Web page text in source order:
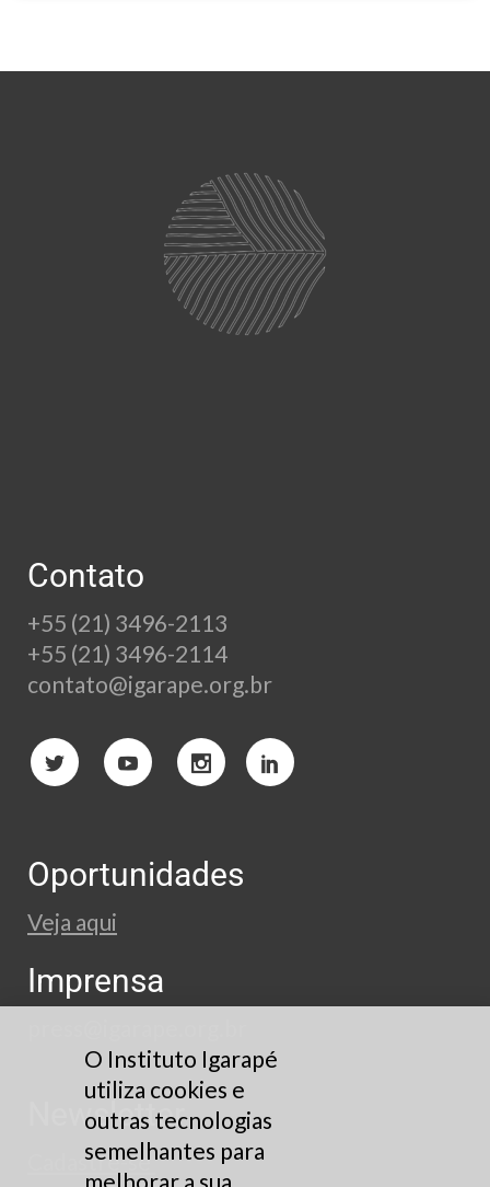
Contato
+55 (21) 3496-2113
+55 (21) 3496-2114
contato@igarape.org.br
Oportunidades
Veja aqui
Imprensa
Newsletter
Cadastre-se
O Instituto Igarapé
utiliza cookies e
outras tecnologias
semelhantes para
melhorar a sua